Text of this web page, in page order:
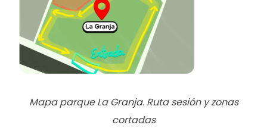
Mapa parque La Granja. Ruta sesión y zonas
cortadas